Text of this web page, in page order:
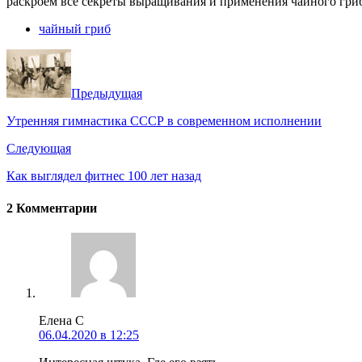
чайный гриб
Предыдущая
Утренняя гимнастика СССР в современном исполнении
Следующая
Как выглядел фитнес 100 лет назад
2 Комментарии
Елена С
06.04.2020 в 12:25